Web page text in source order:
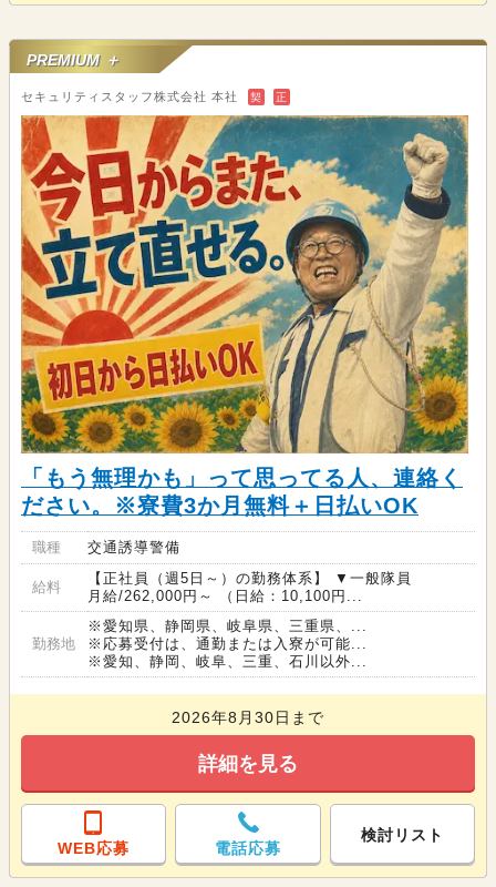
PREMIUM ＋
セキュリティスタッフ株式会社 本社 契 正
「もう無理かも」って思ってる人、連絡く
ださい。※寮費3か月無料＋日払いOK
職種 交通誘導警備
給料
【正社員（週5日～）の勤務体系】 ▼一般隊員
月給/262,000円～ （日給：10,100円...
勤務地
※愛知県、静岡県、岐阜県、三重県、...
※応募受付は、通勤または入寮が可能...
※愛知、静岡、岐阜、三重、石川以外...
2026年8月30日まで
詳細を見る
WEB応募 電話応募
検討リスト